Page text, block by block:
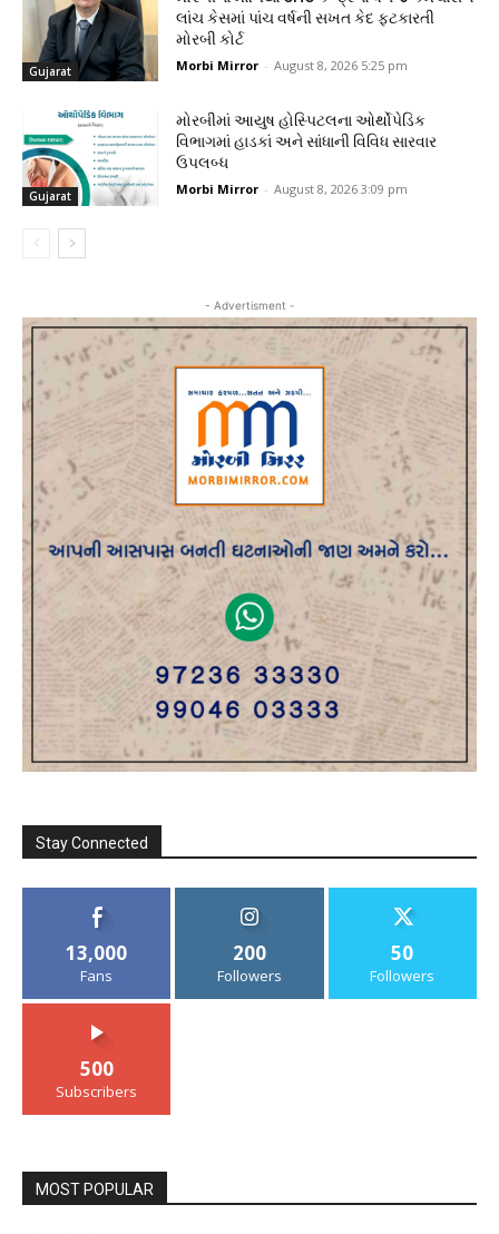
Gujarat
લાંચ કેસમાં પાંચ વર્ષની સખત કેદ ફટકારતી
મોરબી કોર્ટ
Morbi Mirror - August 8, 2026 5:25 pm
Gujarat
મોરબીમાં આયુષ હોસ્પિટલના ઓર્થોપેડિક
વિભાગમાં હાડકાં અને સાંધાની વિવિધ સારવાર
ઉપલબ્ધ
Morbi Mirror - August 8, 2026 3:09 pm
- Advertisment -
Stay Connected
13,000
Fans
200
Followers
50
Followers
500
Subscribers
MOST POPULAR